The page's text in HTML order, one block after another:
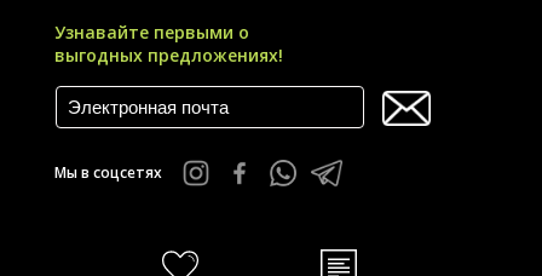
Узнавайте первыми о
выгодных предложениях!
Мы в соцсетях